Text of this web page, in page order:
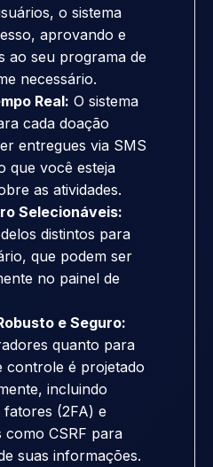
o sistema
aprovando e
ao seu programa de
necessário.
Real: O sistema
cada doação
entregues via SMS
que você esteja
as atividades.
Selecionáveis:
distintos para
que podem ser
no painel de
e Seguro:
quanto para
controle é projetado
incluindo
fatores (2FA) e
como CSRF para
suas informações.